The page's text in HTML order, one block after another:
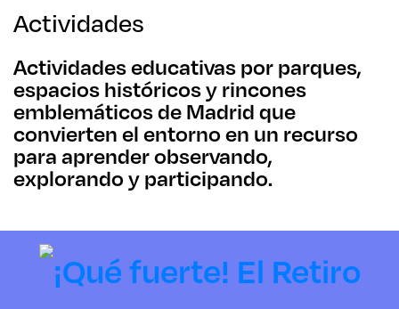
Actividades
Actividades educativas por parques,
espacios históricos y rincones
emblemáticos de Madrid que
convierten el entorno en un recurso
para aprender observando,
explorando y participando.